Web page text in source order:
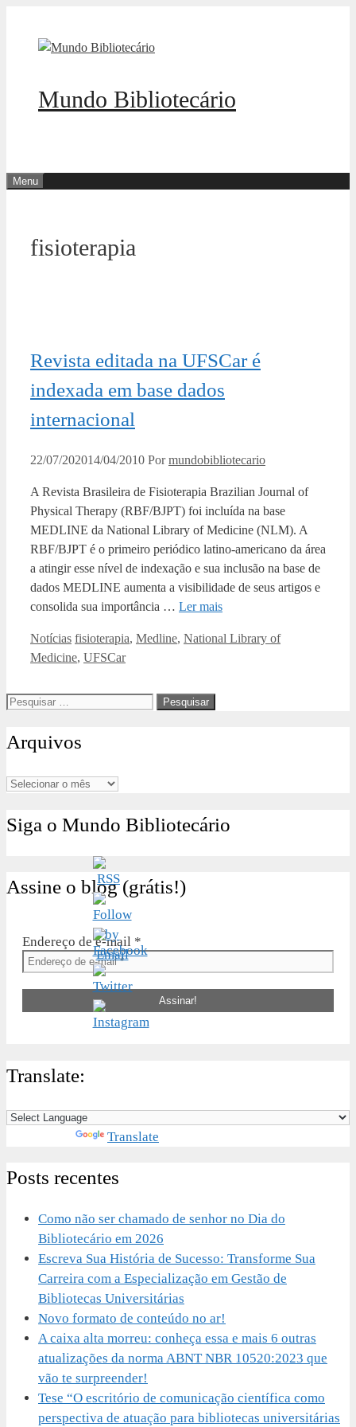
Mundo Bibliotecário
Menu
fisioterapia
Revista editada na UFSCar é
indexada em base dados
internacional
22/07/202014/04/2010 Pormundobibliotecario
A Revista Brasileira de Fisioterapia Brazilian Journal of
Physical Therapy (RBF/BJPT) foi incluída na base
MEDLINE da National Library of Medicine (NLM). A
RBF/BJPT é o primeiro periódico latino-americano da área
a atingir esse nível de indexação e sua inclusão na base de
dados MEDLINE aumenta a visibilidade de seus artigos e
consolida sua importância … Ler mais
Categorias
Notícias Tags
fisioterapia, Medline, National Library of
Medicine, UFSCar
Pesquisar
Arquivos
Arquivos
Siga o Mundo Bibliotecário
Assine o blog (grátis!)
Endereço de e-mail *
Translate:
Translate
Posts recentes
Como não ser chamado de senhor no Dia do
Bibliotecário em 2026
Escreva Sua História de Sucesso: Transforme Sua
Carreira com a Especialização em Gestão de
Bibliotecas Universitárias
Novo formato de conteúdo no ar!
A caixa alta morreu: conheça essa e mais 6 outras
atualizações da norma ABNT NBR 10520:2023 que
vão te surpreender!
Tese “O escritório de comunicação científica como
perspectiva de atuação para bibliotecas universitárias